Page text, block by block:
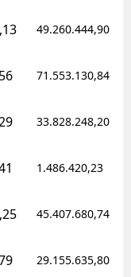
49.260.444,90
71.553.130,84
33.828.248,20
1.486.420,23
45.407.680,74
29.155.635,80